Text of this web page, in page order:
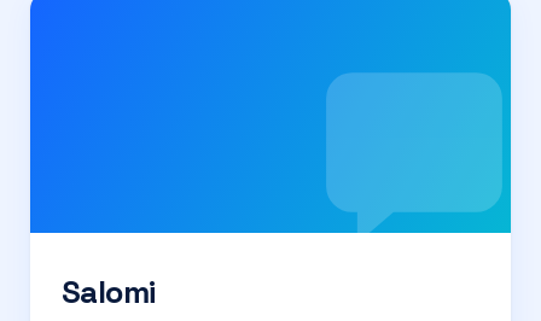
Karte
PreiseSalomi